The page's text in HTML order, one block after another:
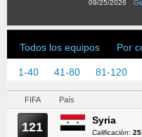
09/25/2026
Todos los equipos Por
1-40 41-80 81-120
FIFA País
121 Syria
Calificación: